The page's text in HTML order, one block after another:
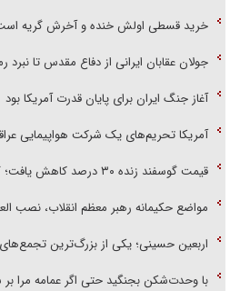
خرید قسطی اولش خنده و آخرش گریه
جولان عقابان ایرانی از دفاع مقدس تا نبرد
آغاز جنگ ایران برای پایان قدرت آمریکا بود
آمریکا تحریم‌های یک شرکت هواپیمایی
قیمت گوسفند زنده ۳۰ درصد کاهش یافت؛ گوشت ارزان نشد
مواضع حکیمانه رهبر معظم انقلاب، نصب
اربعین حسینی؛ یکی از بزرگ‌ترین تجمع‌های
با وحدت‌شکن بجنگید حتی اگر عمامه مرا بر